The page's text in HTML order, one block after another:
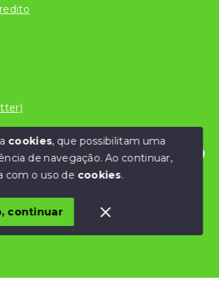
Estamos disponíveis para te ajudar.
- Literatura Imóveis Ltda - ME
0001-32 - Todos os direitos
cookies, que possibilitam uma
de navegação.Ao continuar,
com o uso de cookies.
continuar